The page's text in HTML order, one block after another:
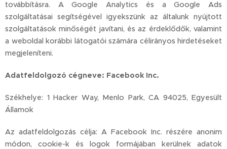
továbbításra. A Google Analytics és a Google Ads
szolgáltatásai segítségével igyekszünk az általunk nyújtott
szolgáltatások minőségét javítani, és az érdeklődők, valamint
a weboldal korábbi látogatói számára célirányos hirdetéseket
megjeleníteni.
Adatfeldolgozó cégneve: Facebook Inc.
Székhelye: 1 Hacker Way, Menlo Park, CA 94025, Egyesült
Államok
Az adatfeldolgozás célja: A Facebook Inc. részére anonim
módon, cookie-k és logok formájában kerülnek adatok